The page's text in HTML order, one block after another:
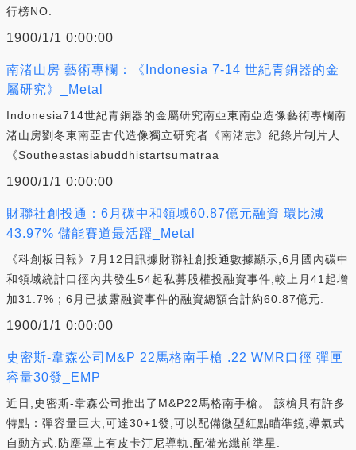
行榜NO.
1900/1/1 0:00:00
南渚山房 藝術專欄：《Indonesia 7-14 世紀青銅器的金
屬研究》_Metal
Indonesia714世紀青銅器的金屬研究南亞東南亞造像藝術專欄南
渚山房劉冬東南亞古代造像獨立研究者《南渚志》紀錄片制片人
《Southeastasiabuddhistartsumatraa
1900/1/1 0:00:00
財聯社創投通：6月碳中和領域60.87億元融資 環比減
43.97% 儲能賽道最活躍_Metal
《科創板日報》7月12日訊據財聯社創投通數據顯示,6月國內碳中
和領域統計口徑內共發生54起私募股權投融資事件,較上月41起增
加31.7%；6月已披露融資事件的融資總額合計約60.87億元.
1900/1/1 0:00:00
史密斯-韋森公司M&P 22馬格南手槍 .22 WMR口徑 彈匣
容量30發_EMP
近日,史密斯-韋森公司推出了M&P22馬格南手槍。 該槍具有許多
特點：彈容量巨大,可達30+1發,可以配備微型紅點瞄準鏡,導氣式
自動方式,防塵罩上有皮卡汀尼導軌,配備光纖前準星.